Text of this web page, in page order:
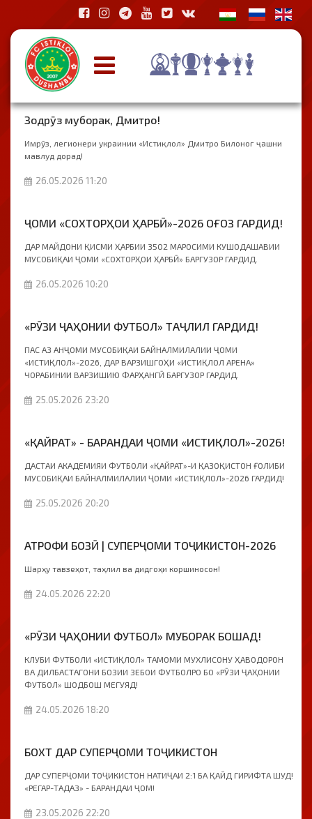
Зодрӯз муборак, Дмитро!
Имрӯз, легионери украинии «Истиқлол» Дмитро Билоног ҷашни
мавлуд дорад!
26.05.2026 11:20
ҶОМИ «СОХТОРҲОИ ҲАРБӢ»-2026 ОҒОЗ ГАРДИД!
ДАР МАЙДОНИ ҚИСМИ ҲАРБИИ 3502 МАРОСИМИ КУШОДАШАВИИ
МУСОБИҚАИ ҶОМИ «СОХТОРҲОИ ҲАРБӢ» БАРГУЗОР ГАРДИД.
26.05.2026 10:20
«РӮЗИ ҶАҲОНИИ ФУТБОЛ» ТАҶЛИЛ ГАРДИД!
ПАС АЗ АНҶОМИ МУСОБИҚАИ БАЙНАЛМИЛАЛИИ ҶОМИ
«ИСТИҚЛОЛ»-2026, ДАР ВАРЗИШГОҲИ «ИСТИҚЛОЛ АРЕНА»
ЧОРАБИНИИ ВАРЗИШИЮ ФАРҲАНГӢ БАРГУЗОР ГАРДИД.
25.05.2026 23:20
«ҚАЙРАТ» - БАРАНДАИ ҶОМИ «ИСТИҚЛОЛ»-2026!
ДАСТАИ АКАДЕМИЯИ ФУТБОЛИ «ҚАЙРАТ»-И ҚАЗОҚИСТОН ҒОЛИБИ
МУСОБИҚАИ БАЙНАЛМИЛАЛИИ ҶОМИ «ИСТИҚЛОЛ»-2026 ГАРДИД!
25.05.2026 20:20
АТРОФИ БОЗӢ | СУПЕРҶОМИ ТОҶИКИСТОН-2026
Шарҳу тавзеҳот, таҳлил ва дидгоҳи коршиносон!
24.05.2026 22:20
«РӮЗИ ҶАҲОНИИ ФУТБОЛ» МУБОРАК БОШАД!
КЛУБИ ФУТБОЛИ «ИСТИҚЛОЛ» ТАМОМИ МУХЛИСОНУ ҲАВОДОРОН
ВА ДИЛБАСТАГОНИ БОЗИИ ЗЕБОИ ФУТБОЛРО БО «РӮЗИ ҶАҲОНИИ
ФУТБОЛ» ШОДБОШ МЕГУЯД!
24.05.2026 18:20
БОХТ ДАР СУПЕРҶОМИ ТОҶИКИСТОН
ДАР СУПЕРҶОМИ ТОҶИКИСТОН НАТИҶАИ 2:1 БА ҚАЙД ГИРИФТА ШУД!
«РЕГАР-ТАДАЗ» - БАРАНДАИ ҶОМ!
23.05.2026 22:20